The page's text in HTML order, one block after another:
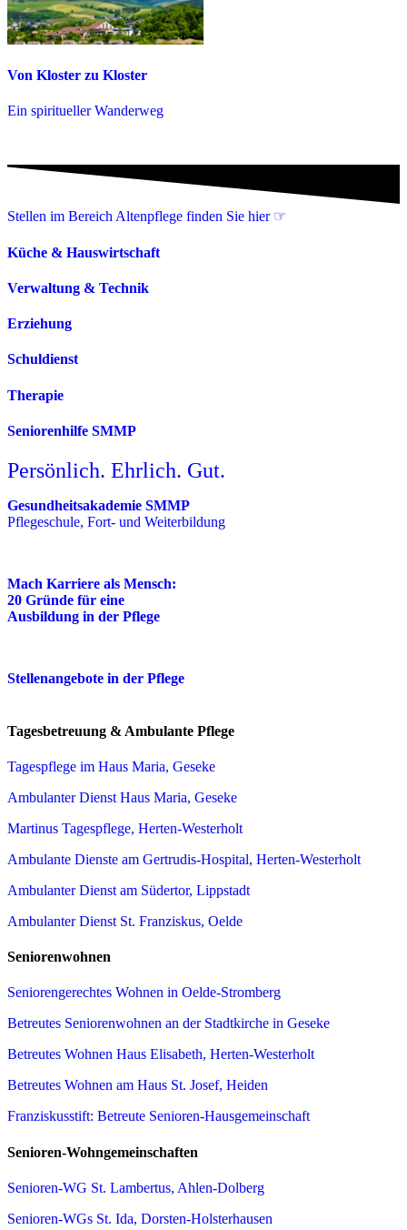
Von Kloster zu Kloster
Ein spiritueller Wanderweg
Stellen im Bereich Altenpflege finden Sie hier ☞
Küche & Hauswirtschaft
Verwaltung & Technik
Erziehung
Schuldienst
Therapie
Seniorenhilfe SMMP
Persönlich. Ehrlich. Gut.
Gesundheitsakademie SMMP
Pflegeschule, Fort- und Weiterbildung
Mach Karriere als Mensch:
20 Gründe für eine
Ausbildung in der Pflege
Stellenangebote in der Pflege
Tagesbetreuung & Ambulante Pflege
Tagespflege im Haus Maria, Geseke
Ambulanter Dienst Haus Maria, Geseke
Martinus Tagespflege, Herten-Westerholt
Ambulante Dienste am Gertrudis-Hospital, Herten-Westerholt
Ambulanter Dienst am Südertor, Lippstadt
Ambulanter Dienst St. Franziskus, Oelde
Seniorenwohnen
Seniorengerechtes Wohnen in Oelde-Stromberg
Betreutes Seniorenwohnen an der Stadtkirche in Geseke
Betreutes Wohnen Haus Elisabeth, Herten-Westerholt
Betreutes Wohnen am Haus St. Josef, Heiden
Franziskusstift: Betreute Senioren-Hausgemeinschaft
Senioren-Wohngemeinschaften
Senioren-WG St. Lambertus, Ahlen-Dolberg
Senioren-WGs St. Ida, Dorsten-Holsterhausen